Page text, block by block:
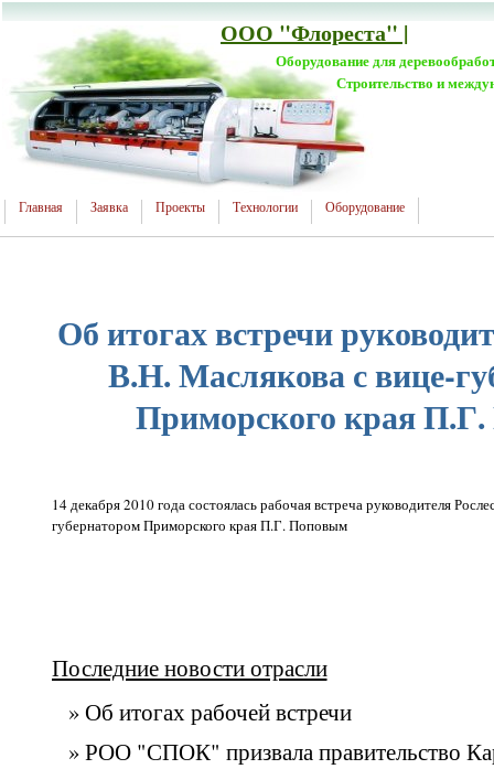
ООО "Флореста" |
Оборудование для
Строительство и
Главная Заявка Проекты Технологии Оборудование
Об итогах встречи
В.Н. Маслякова с вице-
Приморского края
14 декабря 2010 годасостоялась рабочая встреча руководителя
губернатором Приморского края П.Г. Поповым
Последние новости отрасли
» Об итогах рабочей встречи
» РОО "СПОК" призвала правительство